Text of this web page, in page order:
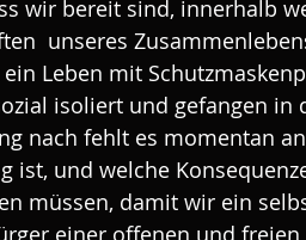
wir bereit sind, innerhalb
unseres
Leben mit
isoliert und gefangen in
nach fehlt es momentan
ist, und welche
müssen, damit wir ein